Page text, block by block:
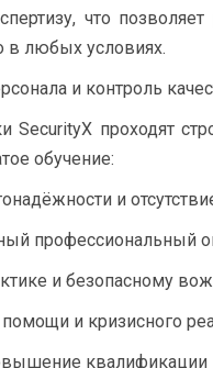
что позволяет
в любых условиях.
и контроль
SecurityX проходят
обучение:
и
профессиональный
и безопасному
и кризисного
квалификации